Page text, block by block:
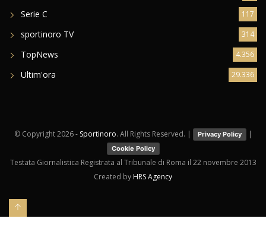
Serie C 117
sportinoro TV 314
TopNews 4.356
Ultim'ora 29.336
© Copyright2026 - Sportinoro. All Rights Reserved. | Privacy Policy |
Cookie Policy
Testata Giornalistica Registrata al Tribunale di Roma il 22 novembre 2013
Created by HRS Agency